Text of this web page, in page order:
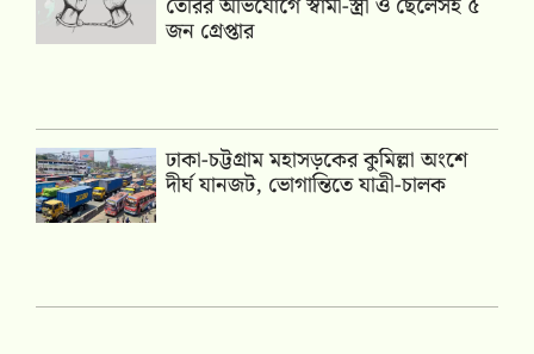
জন গ্রেপ্তার
ঢাকা-চট্টগ্রাম মহাসড়কের কুমিল্লা অংশে
দীর্ঘ যানজট, ভোগান্তিতে যাত্রী-চালক